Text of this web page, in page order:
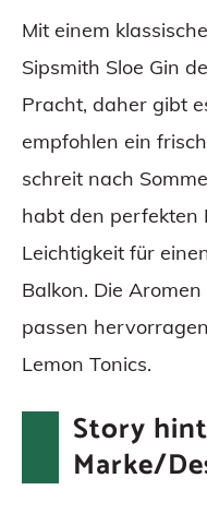
Mit einem
Sipsmith Sloe Gin
Pracht, daher gibt
empfohlen ein
schreit nach
habt den perfekten
Leichtigkeit für
Balkon. Die Aromen
passen
Lemon Tonics.
Story
Marke/